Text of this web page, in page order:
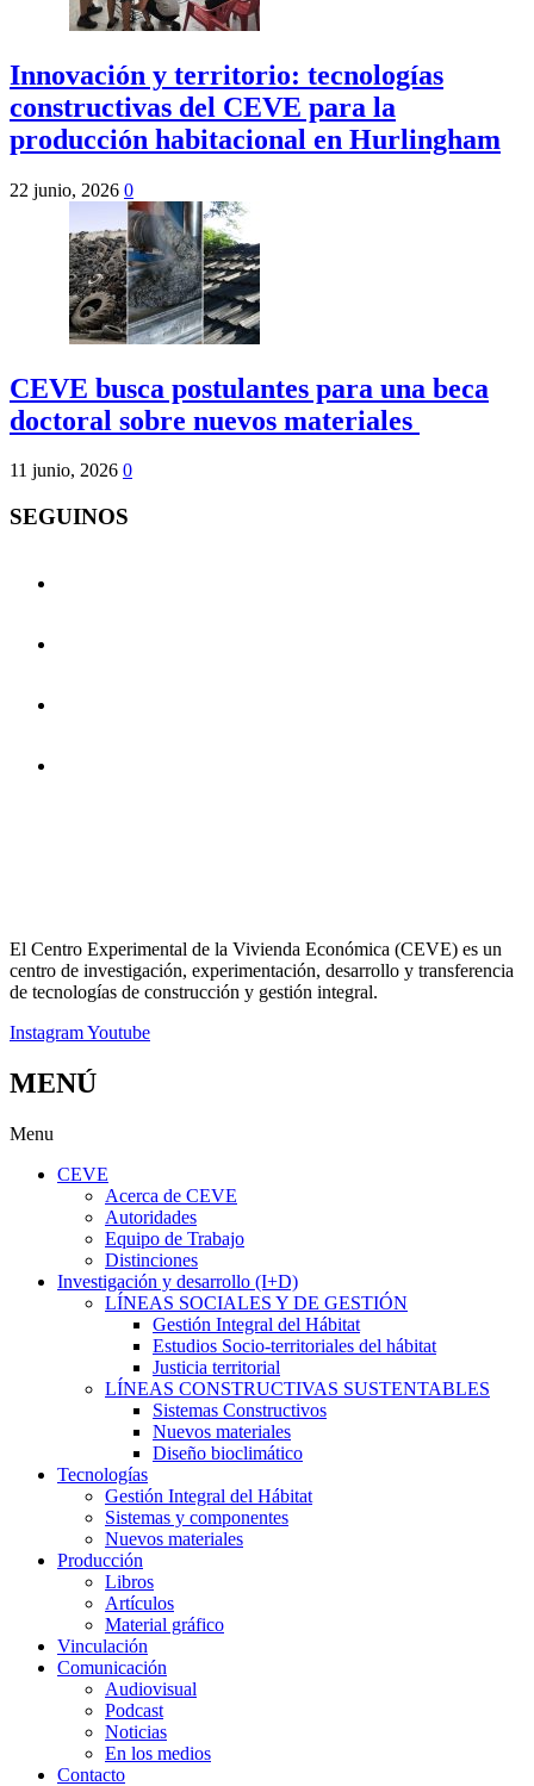
Innovación y territorio: tecnologías
constructivas del CEVE para la
producción habitacional en Hurlingham
22 junio, 2026 0
CEVE busca postulantes para una beca
doctoral sobre nuevos materiales
11 junio, 2026 0
SEGUINOS
El Centro Experimental de la Vivienda Económica (CEVE) es un
centro de investigación, experimentación, desarrollo y transferencia
de tecnologías de construcción y gestión integral.
InstagramYoutube
MENÚ
Menu
CEVE
Acerca de CEVE
Autoridades
Equipo de Trabajo
Distinciones
Investigación y desarrollo (I+D)
LÍNEAS SOCIALES Y DE GESTIÓN
Gestión Integral del Hábitat
Estudios Socio-territoriales del hábitat
Justicia territorial
LÍNEAS CONSTRUCTIVAS SUSTENTABLES
Sistemas Constructivos
Nuevos materiales
Diseño bioclimático
Tecnologías
Gestión Integral del Hábitat
Sistemas y componentes
Nuevos materiales
Producción
Libros
Artículos
Material gráfico
Vinculación
Comunicación
Audiovisual
Podcast
Noticias
En los medios
Contacto